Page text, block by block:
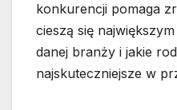
konkurencji pomaga
cieszą się
danej branży i jakie
najskuteczniejsze w